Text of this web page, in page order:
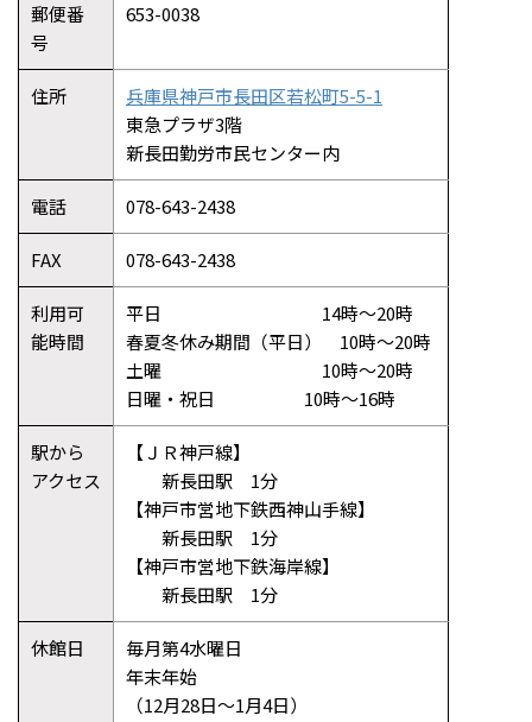
郵便番
号
653-0038
住所
兵庫県神戸市長田区若松町5-5-1
東急プラザ3階
新長田勤労市民センター内
電話 078-643-2438
FAX 078-643-2438
利用可
能時間
平日 14時～20時
春夏冬休み期間（平日） 10時～20時
土曜 10時～20時
日曜・祝日 10時～16時
駅から
アクセス
【ＪＲ神戸線】
新長田駅 1分
【神戸市営地下鉄西神山手線】
新長田駅 1分
【神戸市営地下鉄海岸線】
新長田駅 1分
休館日
毎月第4水曜日
年末年始
（12月28日〜1月4日）